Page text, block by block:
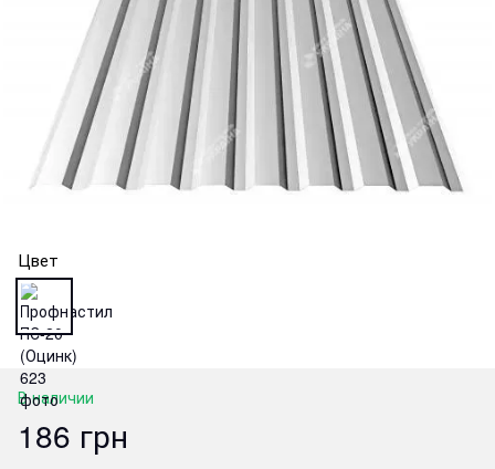
Цвет
В наличии
186 грн